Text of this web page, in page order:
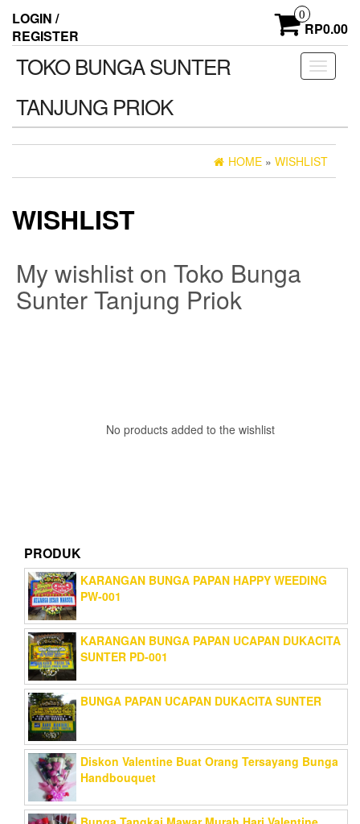
the
content
LOGIN /
REGISTER
0
RP0.00
Toggle
TOKO BUNGA SUNTER
TANJUNG PRIOK
HOME » WISHLIST
WISHLIST
My wishlist on Toko Bunga
Sunter Tanjung Priok
No products added to the wishlist
PRODUK
KARANGAN BUNGA PAPAN HAPPY WEEDING
PW-001
KARANGAN BUNGA PAPAN UCAPAN DUKACITA
SUNTER PD-001
BUNGA PAPAN UCAPAN DUKACITA SUNTER
Diskon Valentine Buat Orang Tersayang Bunga
Handbouquet